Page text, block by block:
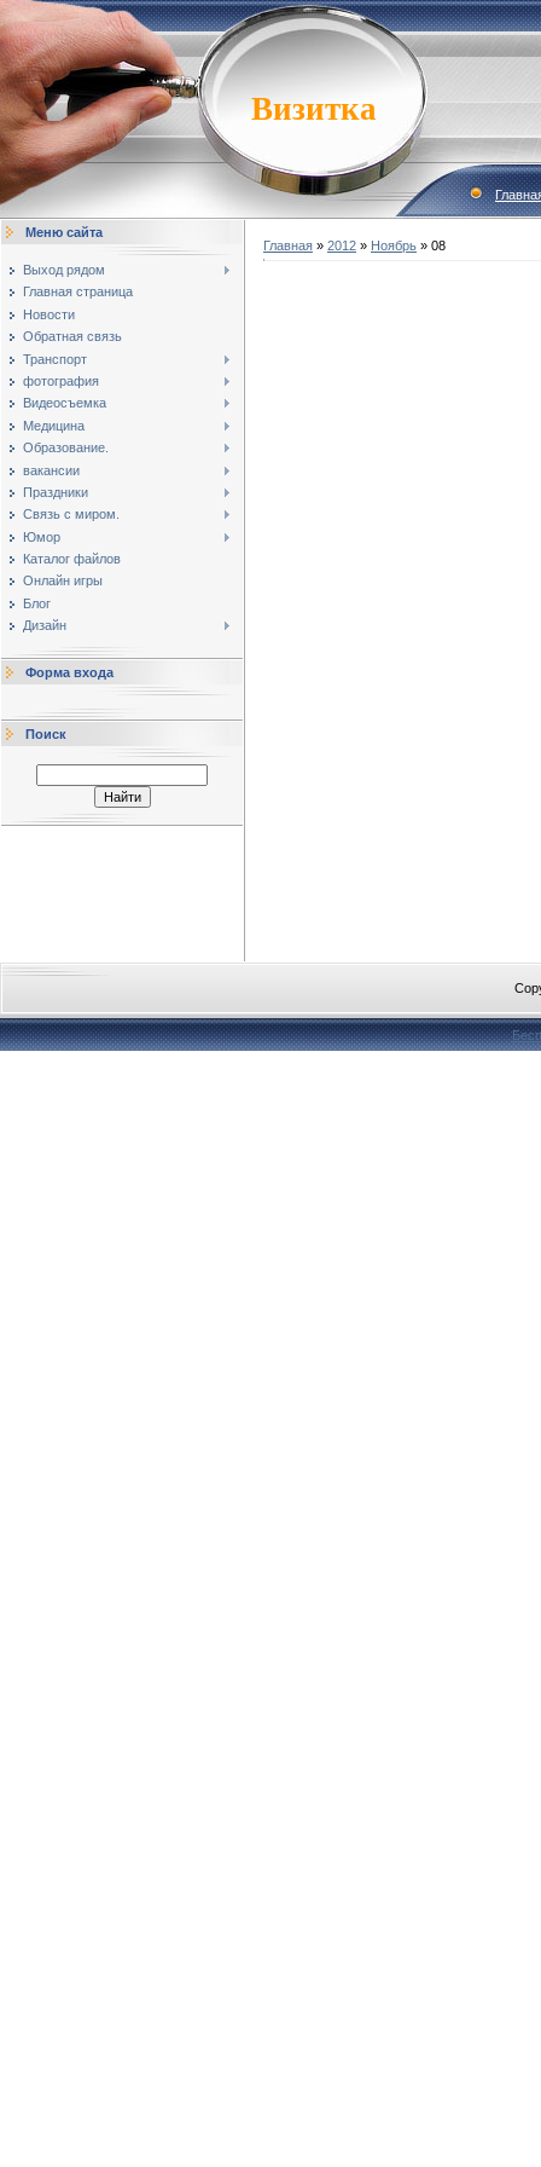
Визитка
Меню сайта
Выход рядом
Главная страница
Новости
Обратная связь
Транспорт
фотография
Видеосъемка
Медицина
Образование.
вакансии
Праздники
Связь с миром.
Юмор
Каталог файлов
Онлайн игры
Блог
Дизайн
Форма входа
Поиск
Главная » 2012 » Ноябрь » 08